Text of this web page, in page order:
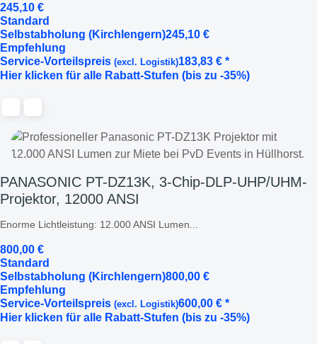
245,10 €
Standard
Selbstabholung (Kirchlengern)245,10 €
Empfehlung
Service-Vorteilspreis (excl. Logistik)183,83 € *
Hier klicken für alle Rabatt-Stufen (bis zu -35%)
PANASONIC PT-DZ13K, 3-Chip-DLP-UHP/UHM-
Projektor, 12000 ANSI
Enorme Lichtleistung: 12.000 ANSI Lumen...
800,00 €
Standard
Selbstabholung (Kirchlengern)800,00 €
Empfehlung
Service-Vorteilspreis (excl. Logistik)600,00 € *
Hier klicken für alle Rabatt-Stufen (bis zu -35%)